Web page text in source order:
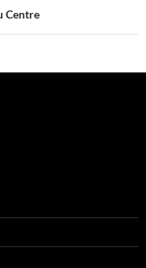
Centre